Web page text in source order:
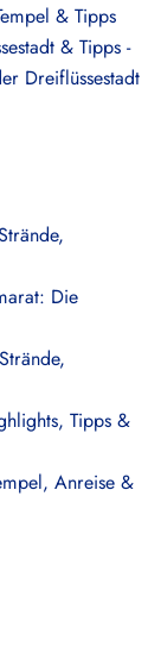
& Tipps
& Tipps -
Dreiflüssestadt
Die
Tipps &
Anreise &